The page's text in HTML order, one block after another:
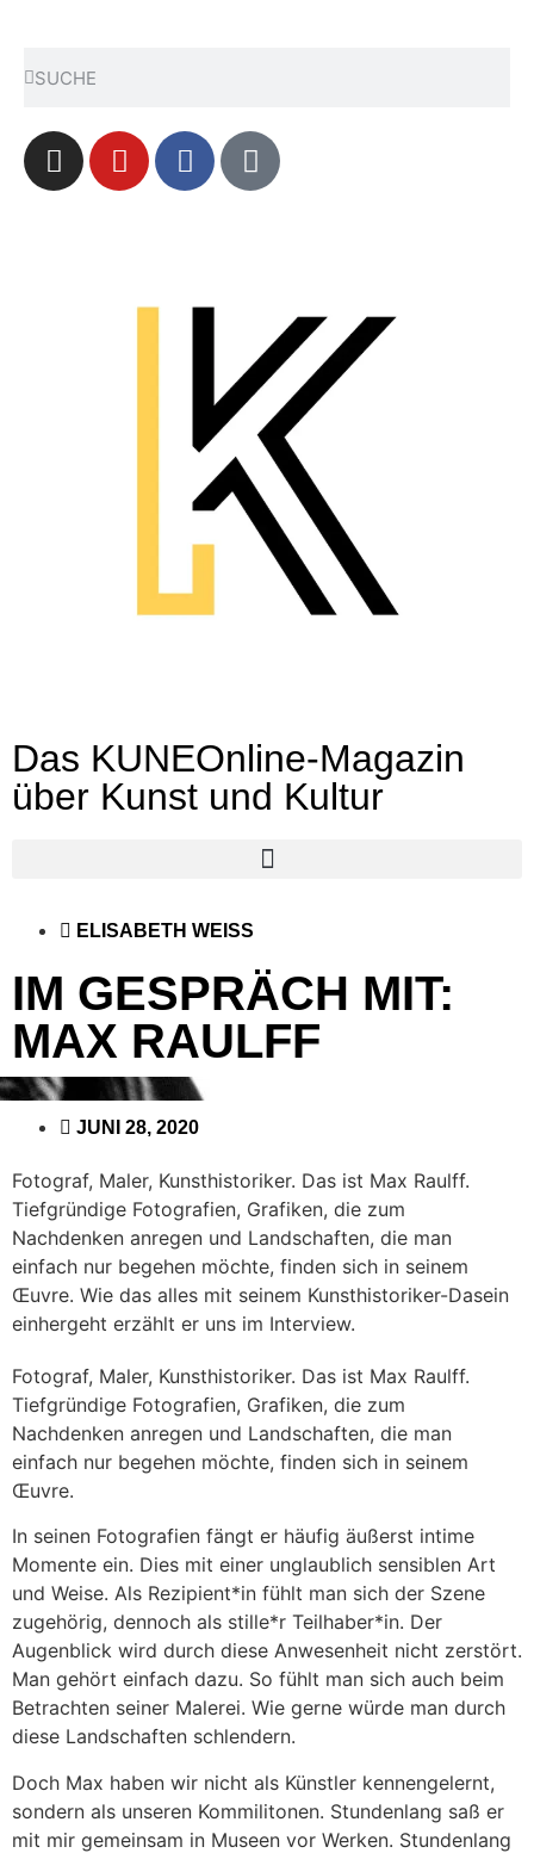
Das KUNEOnline-Magazin
über Kunst und Kultur
ELISABETH WEISS
IM GESPRÄCH MIT:
MAX RAULFF
JUNI 28, 2020
Fotograf, Maler, Kunsthistoriker. Das ist Max Raulff.
Tiefgründige Fotografien, Grafiken, die zum
Nachdenken anregen und Landschaften, die man
einfach nur begehen möchte, finden sich in seinem
Œuvre. Wie das alles mit seinem Kunsthistoriker-Dasein
einhergeht erzählt er uns im Interview.
Fotograf, Maler, Kunsthistoriker. Das ist Max Raulff.
Tiefgründige Fotografien, Grafiken, die zum
Nachdenken anregen und Landschaften, die man
einfach nur begehen möchte, finden sich in seinem
Œuvre.
In seinen Fotografien fängt er häufig äußerst intime
Momente ein. Dies mit einer unglaublich sensiblen Art
und Weise. Als Rezipient*in fühlt man sich der Szene
zugehörig, dennoch als stille*r Teilhaber*in. Der
Augenblick wird durch diese Anwesenheit nicht zerstört.
Man gehört einfach dazu. So fühlt man sich auch beim
Betrachten seiner Malerei. Wie gerne würde man durch
diese Landschaften schlendern.
Doch Max haben wir nicht als Künstler kennengelernt,
sondern als unseren Kommilitonen. Stundenlang saß er
mit mir gemeinsam in Museen vor Werken. Stundenlang